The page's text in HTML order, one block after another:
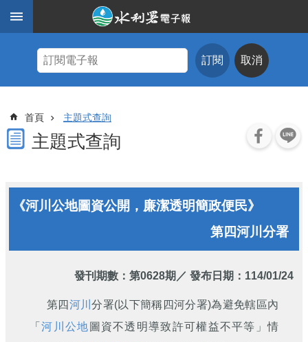
跳到主要內容區塊
題
式
查
期
報
訂閱 取消
首頁 主題式查詢
主題式查詢
《河川公地圖資公開，廉潔透明簡政便民》
第四河川分署
發刊期數： 第0628期 ／ 發布日期：114/01/24
第四河川分署(以下簡稱四河分署)為避免轄區內
「河川公地 圖資不透明導致許可權益不平等」情